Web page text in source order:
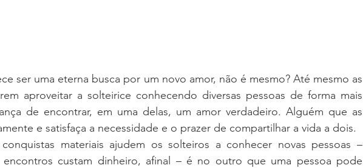
ser uma eterna busca por um novo amor, não é mesmo? Até mesmo as
aproveitar a solteirice conhecendo diversas pessoas de forma mais
de encontrar, em uma delas, um amor verdadeiro. Alguém que as
e satisfaça a necessidade e o prazer de compartilhar a vida a dois.
materiais ajudem os solteiros a conhecer novas pessoas –
encontros custam dinheiro, afinal – é no outro que uma pessoa pode